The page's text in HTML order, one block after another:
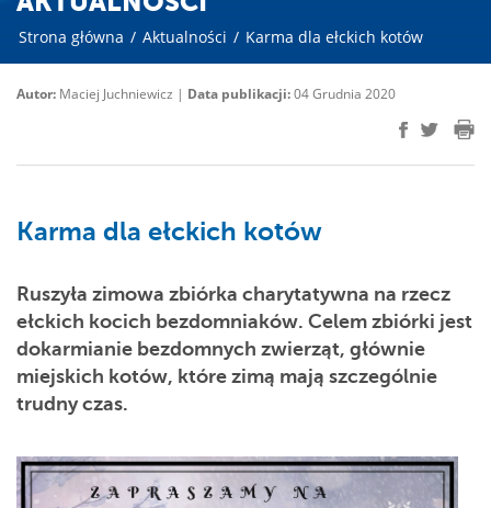
Strona główna / Aktualności / Karma dla ełckich kotów
Autor: Maciej Juchniewicz | Data publikacji:04 Grudnia 2020
Karma dla ełckich kotów
Ruszyła zimowa zbiórka charytatywna na rzecz
ełckich kocich bezdomniaków. Celem zbiórki jest
dokarmianie bezdomnych zwierząt, głównie
miejskich kotów, które zimą mają szczególnie
trudny czas.